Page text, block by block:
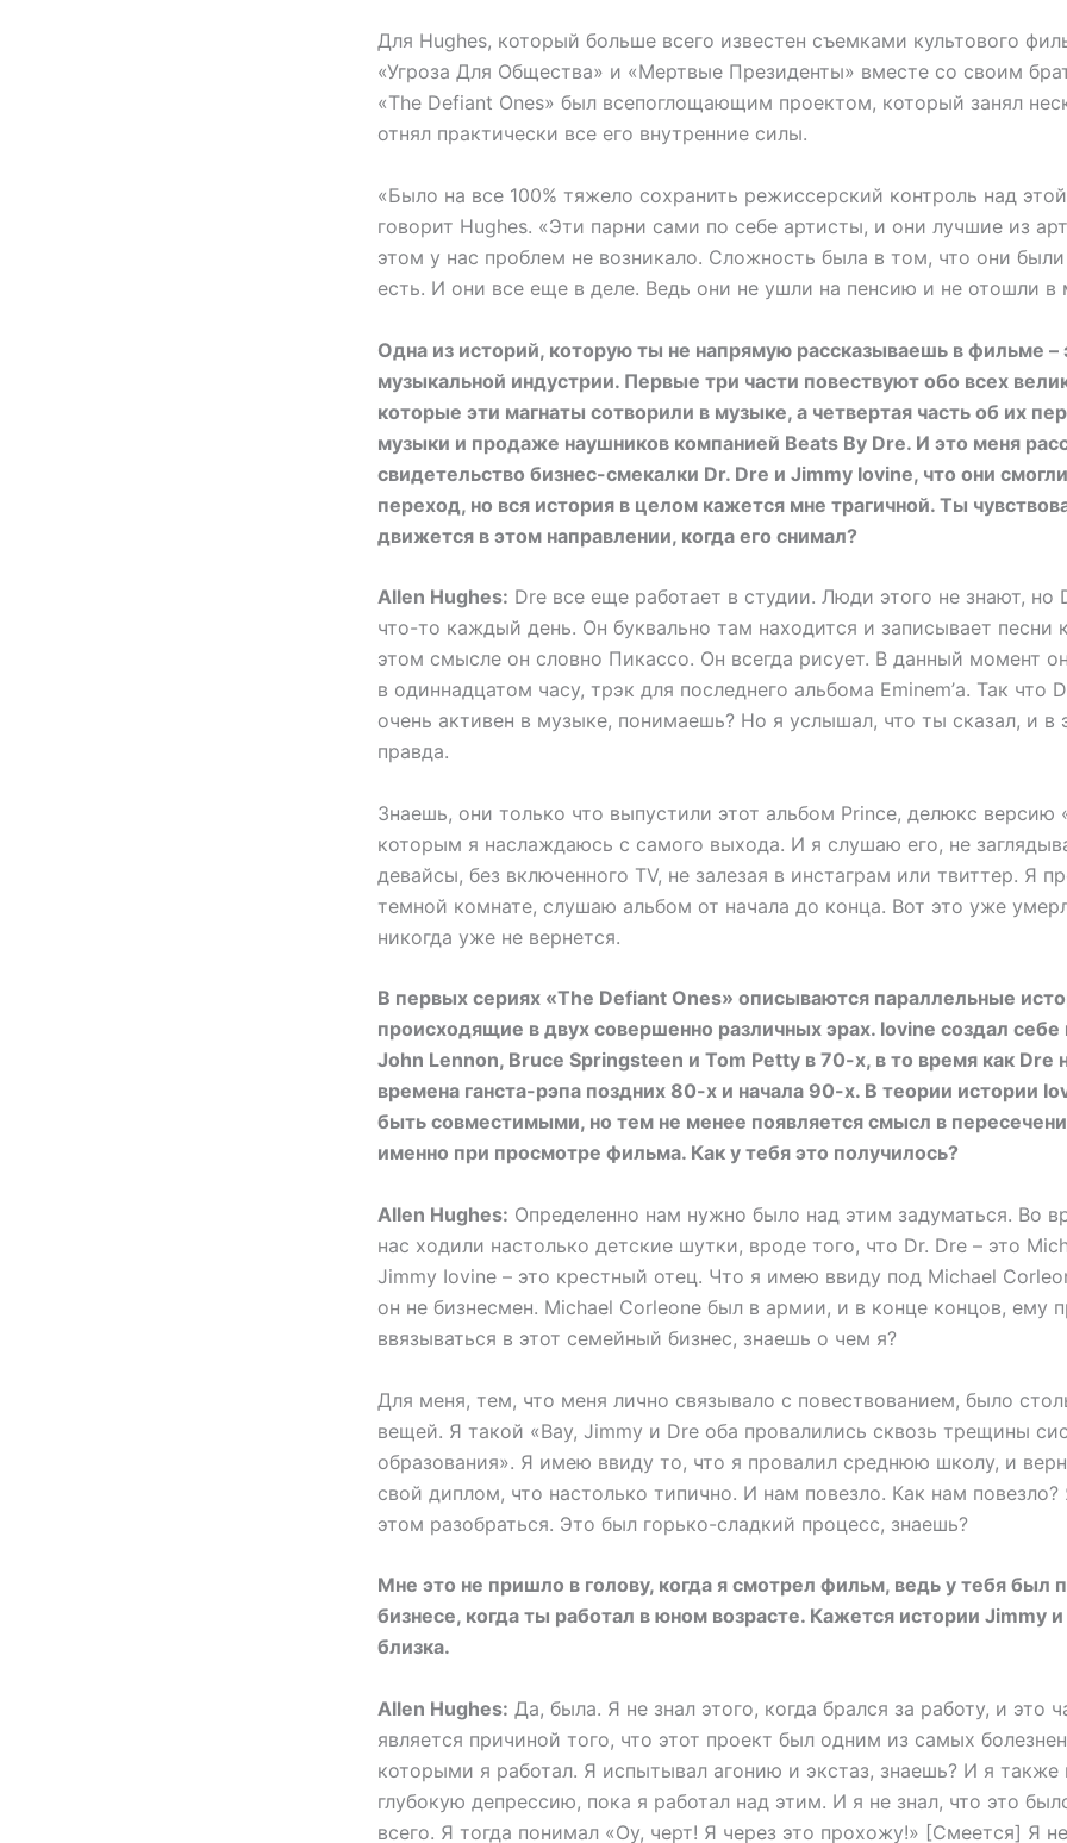
Для Hughes, который больше всего известен съемками культового
«Угроза Для Общества» и «Мертвые Президенты» вместе со своим
«The Defiant Ones» был всепоглощающим проектом, который занял
отнял практически все его внутренние силы.
«Было на все 100% тяжело сохранить режиссерский контроль над
говорит Hughes. «Эти парни сами по себе артисты, и они лучшие из
этом у нас проблем не возникало. Сложность была в том, что они
есть. И они все еще в деле. Ведь они не ушли на пенсию и не отошли в
Одна из историй, которую ты не напрямую рассказываешь в фильме –
музыкальной индустрии. Первые три части повествуют обо всех
которые эти магнаты сотворили в музыке, а четвертая часть об их
музыки и продаже наушников компанией Beats By Dre. И это меня
свидетельство бизнес-смекалки Dr. Dre и Jimmy Iovine, что они
переход, но вся история в целом кажется мне трагичной. Ты
движется в этом направлении, когда его снимал?
Allen Hughes: Dre все еще работает в студии. Люди этого не знают, но
что-то каждый день. Он буквально там находится и записывает песни
этом смысле он словно Пикассо. Он всегда рисует. В данный момент
в одиннадцатом часу, трэк для последнего альбома Eminem’а. Так что
очень активен в музыке, понимаешь? Но я услышал, что ты сказал, и в
правда.
Знаешь, они только что выпустили этот альбом Prince, делюкс версию
которым я наслаждаюсь с самого выхода. И я слушаю его, не
девайсы, без включенного TV, не залезая в инстаграм или твиттер. Я
темной комнате, слушаю альбом от начала до конца. Вот это уже
никогда уже не вернется.
В первых сериях «The Defiant Ones» описываются параллельные
происходящие в двух совершенно различных эрах. Iovine создал себе
John Lennon, Bruce Springsteen и Tom Petty в 70-х, в то время как Dre
времена ганста-рэпа поздних 80-х и начала 90-х. В теории истории
быть совместимыми, но тем не менее появляется смысл в
именно при просмотре фильма. Как у тебя это получилось?
Allen Hughes: Определенно нам нужно было над этим задуматься. Во
нас ходили настолько детские шутки, вроде того, что Dr. Dre – это
Jimmy Iovine – это крестный отец. Что я имею ввиду под Michael
он не бизнесмен. Michael Corleone был в армии, и в конце концов, ему
ввязываться в этот семейный бизнес, знаешь о чем я?
Для меня, тем, что меня лично связывало с повествованием, было
вещей. Я такой «Вау, Jimmy и Dre оба провалились сквозь трещины
образования». Я имею ввиду то, что я провалил среднюю школу, и
свой диплом, что настолько типично. И нам повезло. Как нам
этом разобраться. Это был горько-сладкий процесс, знаешь?
Мне это не пришло в голову, когда я смотрел фильм, ведь у тебя был
бизнесе, когда ты работал в юном возрасте. Кажется истории Jimmy
близка.
Allen Hughes: Да, была. Я не знал этого, когда брался за работу, и это
является причиной того, что этот проект был одним из самых
которыми я работал. Я испытывал агонию и экстаз, знаешь? И я также
глубокую депрессию, пока я работал над этим. И я не знал, что это
всего. Я тогда понимал «Оу, черт! Я через это прохожу!» [Смеется] Я